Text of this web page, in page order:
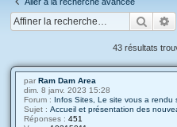
43 résultats
par Ram Dam Area
dim. 8 janv. 2023 15:28
Forum : Infos Sites, Le site vous a
Sujet : Accueil et présentation des
Réponses : 451